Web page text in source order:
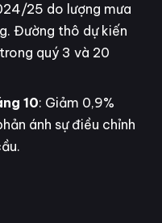
25 do lượng mưa
Đường thô dự kiến
quý 3 và 20
10: Giảm 0,9%
ánh sự điều chỉnh